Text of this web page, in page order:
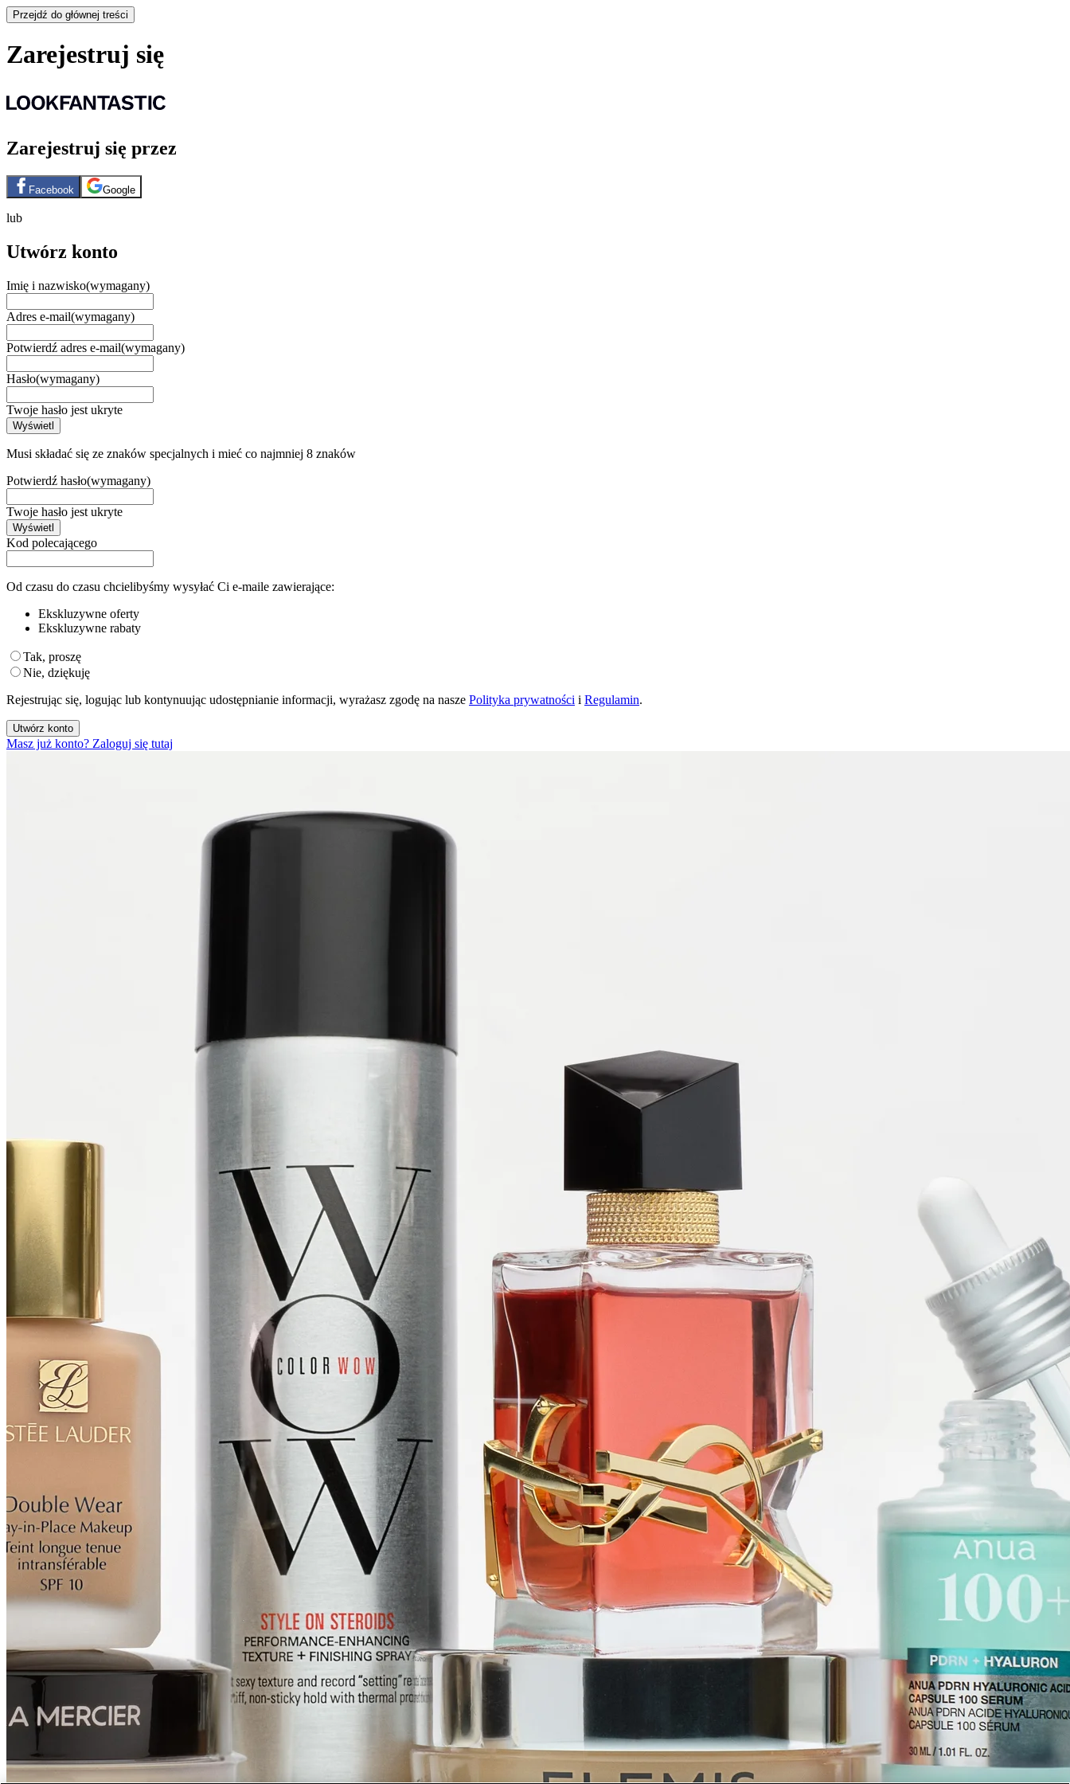
Przejdź do głównej treści
Zarejestruj się
Zarejestruj się przez
Facebook Google
lub
Utwórz konto
Imię i nazwisko(wymagany)
Adres e-mail(wymagany)
Potwierdź adres e-mail(wymagany)
Hasło(wymagany)
Twoje hasło jest ukryte
Wyświetl
Musi składać się ze znaków specjalnych i mieć co najmniej 8 znaków
Potwierdź hasło(wymagany)
Twoje hasło jest ukryte
Wyświetl
Kod polecającego
Od czasu do czasu chcielibyśmy wysyłać Ci e-maile zawierające:
Ekskluzywne oferty
Ekskluzywne rabaty
Tak, proszę
Nie, dziękuję
Rejestrując się, logując lub kontynuując udostępnianie informacji, wyrażasz zgodę na nasze Polityka prywatności i Regulamin.
Utwórz konto
Masz już konto? Zaloguj się tutaj